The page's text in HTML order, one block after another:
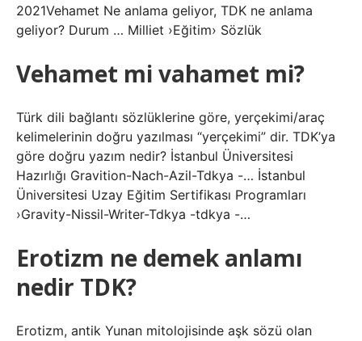
2021Vehamet Ne anlama geliyor, TDK ne anlama
geliyor? Durum … Milliet ›Eğitim› Sözlük
Vehamet mi vahamet mi?
Türk dili bağlantı sözlüklerine göre, yerçekimi/araç
kelimelerinin doğru yazılması “yerçekimi” dir. TDK’ya
göre doğru yazım nedir? İstanbul Üniversitesi
Hazırlığı Gravition-Nach-Azil-Tdkya -… İstanbul
Üniversitesi Uzay Eğitim Sertifikası Programları
›Gravity-Nissil-Writer-Tdkya -tdkya -…
Erotizm ne demek anlamı
nedir TDK?
Erotizm, antik Yunan mitolojisinde aşk sözü olan